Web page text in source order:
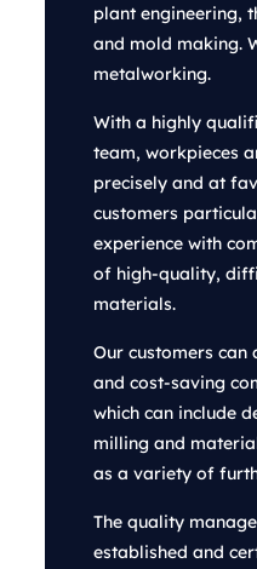
plant engineering,
and mold making.
metalworking.
With a highly
team, workpieces
precisely and at
customers
experience with
of high-quality,
materials.
Our customers
and cost-saving
which can include
milling and
as a variety of
The quality
established and